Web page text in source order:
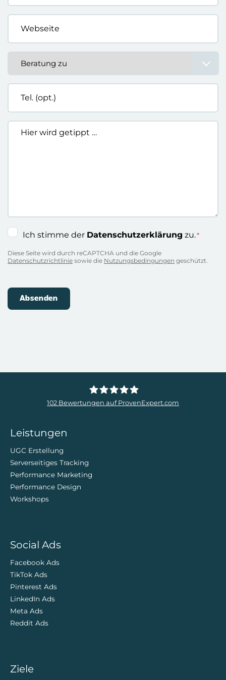
*
*
(opt.)
wird
Einwilligung
Ich stimme der Datenschutzerklärung zu.*
Diese Seite wird durch reCAPTCHA und die Google
Datenschutzrichtlinie sowie die Nutzungsbedingungen geschützt.
102 Bewertungen auf ProvenExpert.com
Leistungen
UGC Erstellung
Serverseitiges Tracking
Performance Marketing
Performance Design
Workshops
Social Ads
Facebook Ads
TikTok Ads
Pinterest Ads
LinkedIn Ads
Meta Ads
Reddit Ads
Ziele